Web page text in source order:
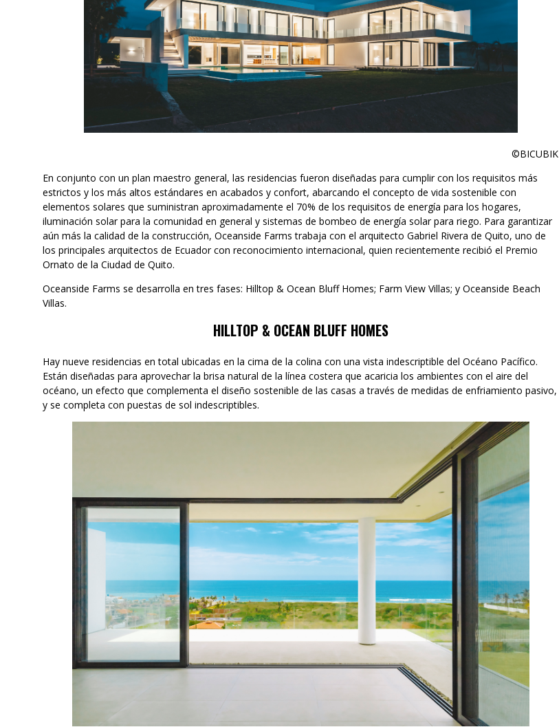
©BICUBIK
En conjunto con un plan maestro general, las residencias fueron diseñadas para cumplir con los requisitos más
estrictos y los más altos estándares en acabados y confort, abarcando el concepto de vida sostenible con
elementos solares que suministran aproximadamente el 70% de los requisitos de energía para los hogares,
iluminación solar para la comunidad en general y sistemas de bombeo de energía solar para riego. Para garantizar
aún más la calidad de la construcción, Oceanside Farms trabaja con el arquitecto Gabriel Rivera de Quito, uno de
los principales arquitectos de Ecuador con reconocimiento internacional, quien recientemente recibió el Premio
Ornato de la Ciudad de Quito.
Oceanside Farms se desarrolla en tres fases: Hilltop & Ocean Bluff Homes; Farm View Villas; y Oceanside Beach
Villas.
HILLTOP & OCEAN BLUFF HOMES
Hay nueve residencias en total ubicadas en la cima de la colina con una vista indescriptible del Océano Pacífico.
Están diseñadas para aprovechar la brisa natural de la línea costera que acaricia los ambientes con el aire del
océano, un efecto que complementa el diseño sostenible de las casas a través de medidas de enfriamiento pasivo,
y se completa con puestas de sol indescriptibles.